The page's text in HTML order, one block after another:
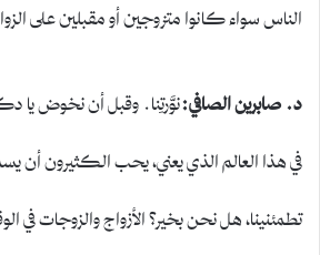
الناس سواء كانوا متزوجين أو مقبلين على
د. صابرين الصافي:نوَّرتِنا. وقبل أن نخوض يا
في هذا العالم الذي يعني، يحب الكثيرون أن
تطمئنينا، هل نحن بخير؟ الأزواج والزوجات في